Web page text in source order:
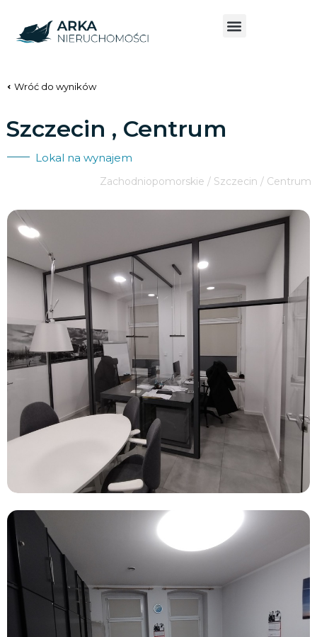
Wróć do wyników
Szczecin , Centrum
Lokal na wynajem
Zachodniopomorskie / Szczecin / Centrum